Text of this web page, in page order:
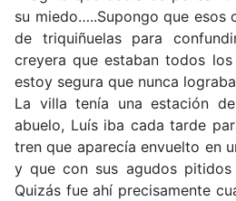
su miedo…..Supongo que esos
de triquiñuelas para
creyera que estaban todos
estoy segura que nunca
La villa tenía una estación
abuelo, Luís iba cada tarde
tren que aparecía envuelto en
y que con sus agudos pitidos
Quizás fue ahí precisamente